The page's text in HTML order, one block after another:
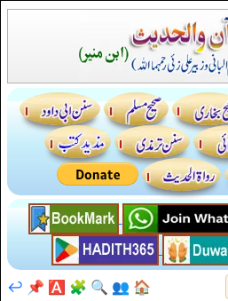
🏠
👥
🔍
🧩
🅰️
📌
↩️